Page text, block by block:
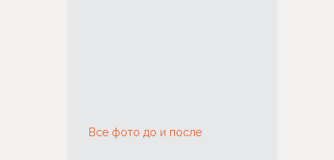
Все фото до и после